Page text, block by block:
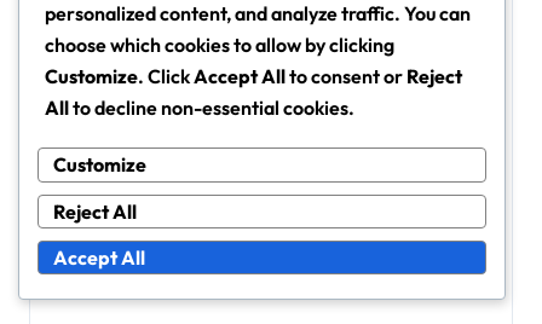
Σύγκριση μετρικών απόδοσης
για διάφορες μπάλες τένις
Κατά τη σύγκριση μπαλών τένις, οι βασικές
ύψος αναπήδησης, την αντοχή στη φθορά
και την παικτικότητα. Μια σύντομη
επισκόπηση αυτών των μετρικών είναι η
εξής:
personalized content, and analyze traffic. You can
choose which cookies to allow by clicking
Customize. ClickAccept Allto consent or Reject
Allto decline non-essential cookies.
Customize
Reject All
Accept All